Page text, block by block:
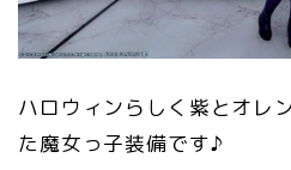
ハロウィンらしく紫とオレ
た魔女っ子装備です♪